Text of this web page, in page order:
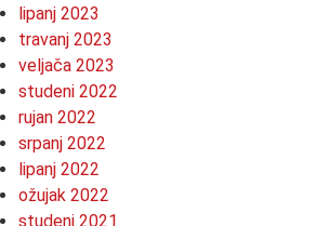
lipanj 2023
travanj 2023
veljača 2023
studeni 2022
rujan 2022
srpanj 2022
lipanj 2022
ožujak 2022
studeni 2021